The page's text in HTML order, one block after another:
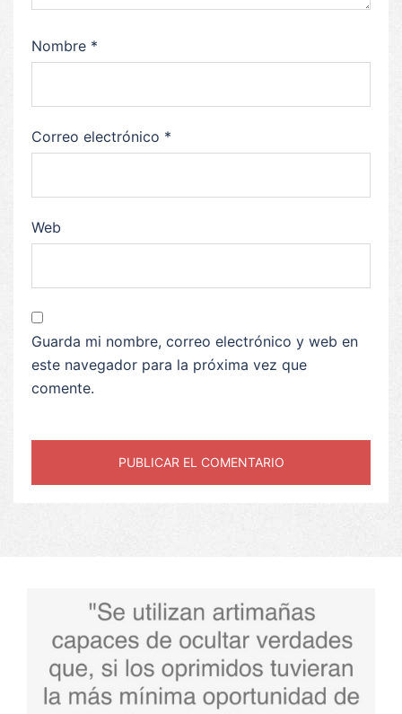
Nombre *
Correo electrónico *
Web
Guarda mi nombre, correo electrónico y web en
este navegador para la próxima vez que
comente.